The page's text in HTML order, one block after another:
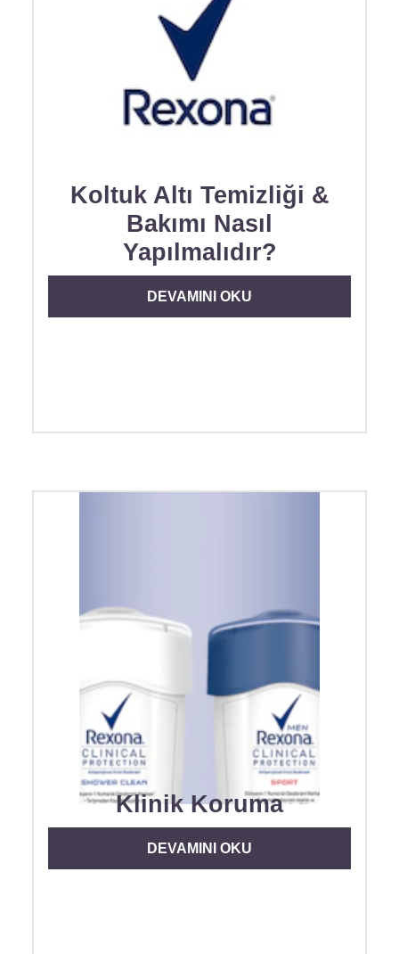
Koltuk Altı Temizliği &
Bakımı Nasıl
Yapılmalıdır?
DISCOVER MORE ABOUT KOLTUK
DEVAMINI OKU
Klinik Koruma
DISCOVER MORE ABOUT KLINIK
DEVAMINI OKU